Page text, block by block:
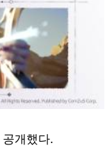
개했다.